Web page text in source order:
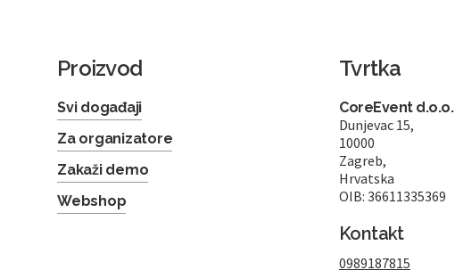
Proizvod
Svi događaji
Za organizatore
Zakaži demo
Webshop
Tvrtka
CoreEvent d.o.o.
Dunjevac 15,
10000
Zagreb,
Hrvatska
OIB: 36611335369
Kontakt
0989187815